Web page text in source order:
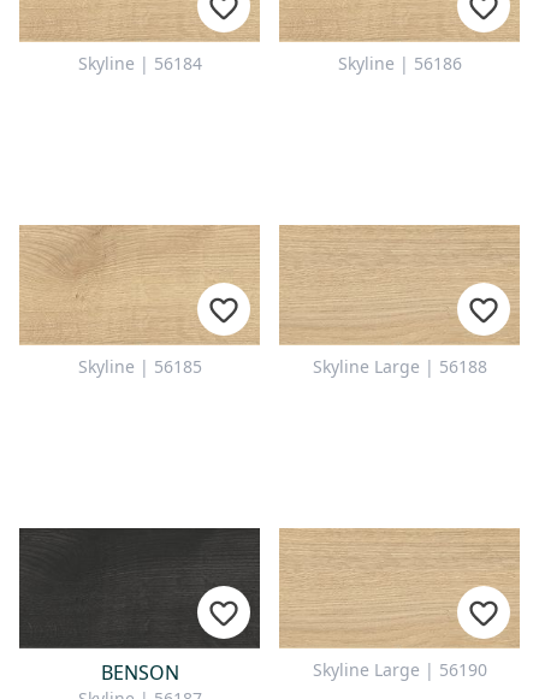
Skyline | 56184 Skyline | 56186
Skyline | 56185 Skyline Large | 56188
BENSON Skyline Large | 56190